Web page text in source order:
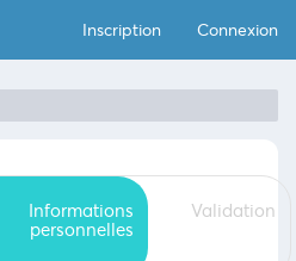
Inscription Connexion
Informations
personnelles
Validation